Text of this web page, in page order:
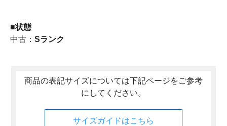
■状態
中古： Sランク
商品の表記サイズについては下記ページをご参考
にしてください。
サイズガイドはこちら